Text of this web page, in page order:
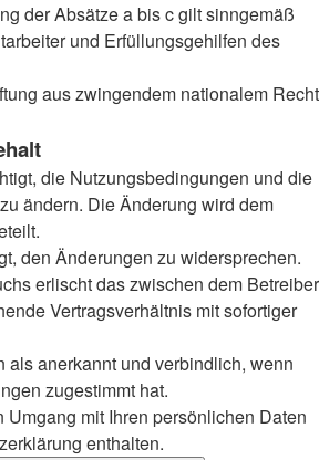
der Absätze a bis c gilt sinngemäß
und Erfüllungsgehilfen des
aus zwingendem nationalem Recht
die Nutzungsbedingungen und die
ändern. Die Änderung wird dem
den Änderungen zu widersprechen.
erlischt das zwischen dem Betreiber
Vertragsverhältnis mit sofortiger
als anerkannt und verbindlich, wenn
zugestimmt hat.
Umgang mit Ihren persönlichen Daten
enthalten.